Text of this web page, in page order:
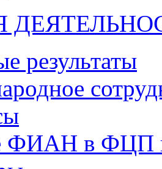
результаты
ФИАН в ФЦП